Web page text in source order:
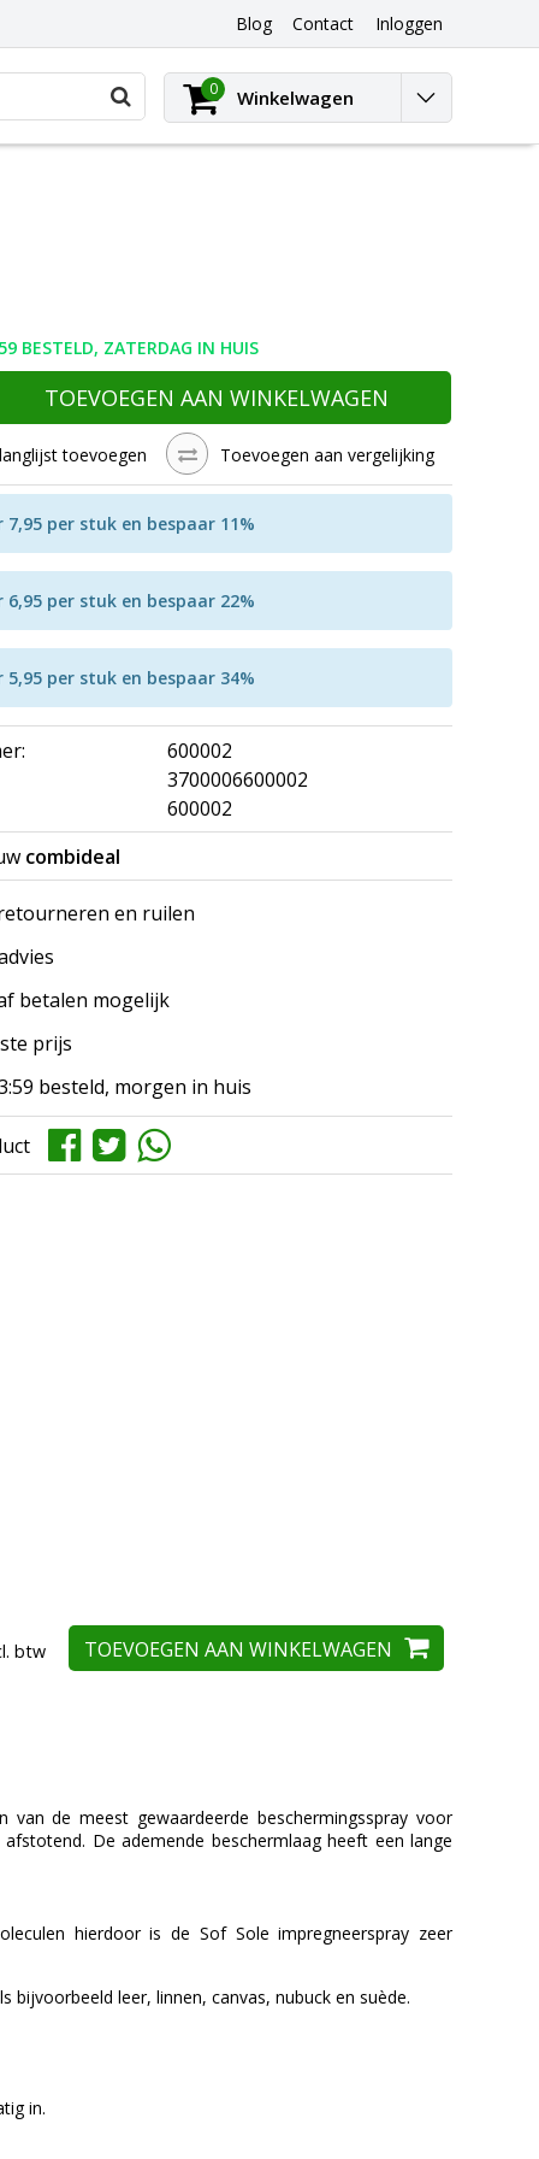
Blog Contact Inloggen
0 Winkelwagen
BESTELD, ZATERDAG IN HUIS
TOEVOEGEN AAN WINKELWAGEN
toevoegen Toevoegen aan vergelijking
7,95 per stuk en bespaar 11%
6,95 per stuk en bespaar 22%
5,95 per stuk en bespaar 34%
600002
3700006600002
600002
combideal
en ruilen
betalen mogelijk
prijs
besteld, morgen in huis
btw TOEVOEGEN AAN WINKELWAGEN
de meest gewaardeerde beschermingsspray voor
De ademende beschermlaag heeft een lange
hierdoor is de Sof Sole impregneerspray zeer
leer, linnen, canvas, nubuck en suède.
in.